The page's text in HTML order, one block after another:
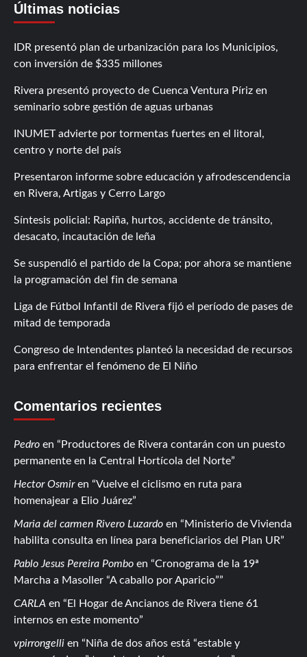
Últimas noticias
IDR presentó plan de urbanización para los Municipios,
con inversión de $335 millones
Rivera presentó proyecto de Cuenca Ventura Píriz en
seminario sobre gestión de aguas urbanas
INUMET advierte por tormentas fuertes en el litoral,
centro y norte del país
Presentaron informe sobre educación y afrodescendencia
en Rivera, Artigas y Cerro Largo
Síntesis policial: Rapiña, hurtos, accidente de tránsito,
desacato, incautación de leña
Se suspendió el partido de la Copa; por ahora se mantiene
la programación del fin de semana
Liga de Fútbol Infantil de Rivera fijó el período de pases de
mitad de temporada
Congreso de Intendentes planteó la necesidad de recursos
para enfrentar el fenómeno de El Niño
Comentarios recientes
Pedro en
Productores de Rivera contarán con un puesto
permanente en la Central Hortícola del Norte
Hector Osmiren
Vuelve el ciclismo en ruta para
homenajear a Elio Juárez
Maria del carmen Rivero Luzardo en
Ministerio de Vivienda
habilita consulta en línea para beneficiarios del Plan UR
Pablo Jesus Pereira Pombo en
Cronograma de la 19ª
Marcha a Masoller “A caballo por Aparicio”
CARLA en
El Hogar de Ancianos de Rivera tiene 61
internos en este momento
vpirrongelli en
Niña de dos años está “estable y